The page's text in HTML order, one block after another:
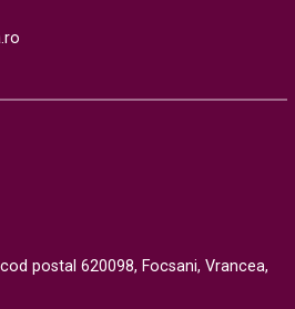
postal 620098, Focsani, Vrancea,